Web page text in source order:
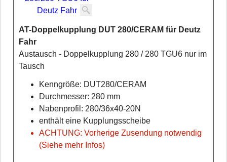
AT-Doppelkupplung DUT 280/CERAM für Deutz
Fahr
Austausch - Doppelkupplung 280 / 280 TGU6 nur im
Tausch
Kenngröße: DUT280/CERAM
Durchmesser: 280 mm
Nabenprofil: 280/36x40-20N
enthält eine Kupplungsscheibe
ACHTUNG: Vorherige Zusendung notwendig
(Siehe mehr Infos)